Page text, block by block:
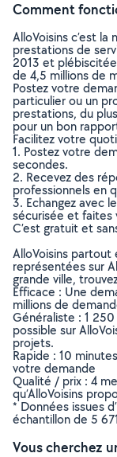
Comment
AlloVoisins c’est
prestations de
2013 et
de 4,5 millions de
Postez votre
particulier ou un
prestations, du
pour un bon
Facilitez votre
1. Postez votre
secondes.
2. Recevez des
professionnels en
3. Echangez avec
sécurisée et faites
C’est gratuit et
AlloVoisins
représentées sur
grande ville,
Efficace : Une
millions de
Généraliste : 1
possible sur
projets.
Rapide : 10
votre demande
Qualité / prix : 4
qu’AlloVoisins
* Données issues
échantillon de 5
Vous cherchez